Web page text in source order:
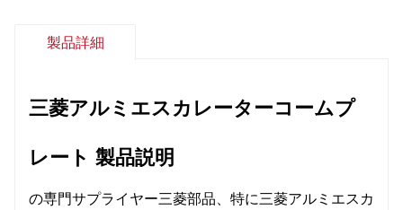
AREMEX
タールなど）、南米、チリ、メキシコ。
製品詳細
三菱アルミエスカレーターコームプ
レート 製品説明
の専門サプライヤー三菱部品、特に三菱アルミエスカ